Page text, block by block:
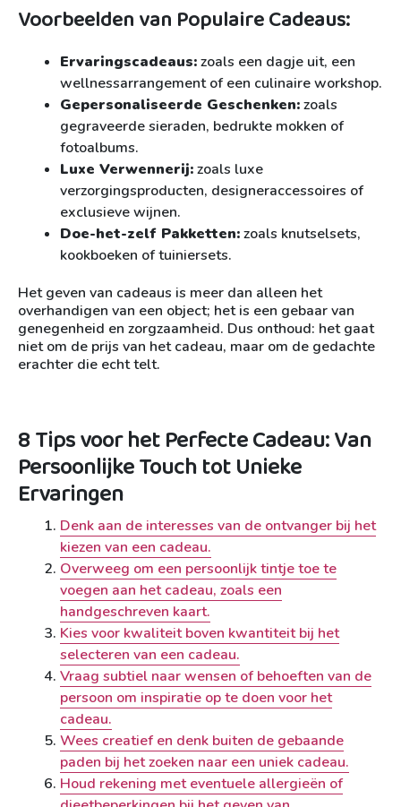
Voorbeelden van Populaire Cadeaus:
Ervaringscadeaus:zoals een dagje uit, een
wellnessarrangement of een culinaire workshop.
Gepersonaliseerde Geschenken:zoals
gegraveerde sieraden, bedrukte mokken of
fotoalbums.
Luxe Verwennerij:zoals luxe
verzorgingsproducten, designeraccessoires of
exclusieve wijnen.
Doe-het-zelf Pakketten:zoals knutselsets,
kookboeken of tuiniersets.
Het geven van cadeaus is meer dan alleen het
overhandigen van een object; het is een gebaar van
genegenheid en zorgzaamheid. Dus onthoud: het gaat
niet om de prijs van het cadeau, maar om de gedachte
erachter die echt telt.
8 Tips voor het Perfecte Cadeau: Van
Persoonlijke Touch tot Unieke
Ervaringen
Denk aan de interesses van de ontvanger bij het
kiezen van een cadeau.
Overweeg om een persoonlijk tintje toe te
voegen aan het cadeau, zoals een
handgeschreven kaart.
Kies voor kwaliteit boven kwantiteit bij het
selecteren van een cadeau.
Vraag subtiel naar wensen of behoeften van de
persoon om inspiratie op te doen voor het
cadeau.
Wees creatief en denk buiten de gebaande
paden bij het zoeken naar een uniek cadeau.
Houd rekening met eventuele allergieën of